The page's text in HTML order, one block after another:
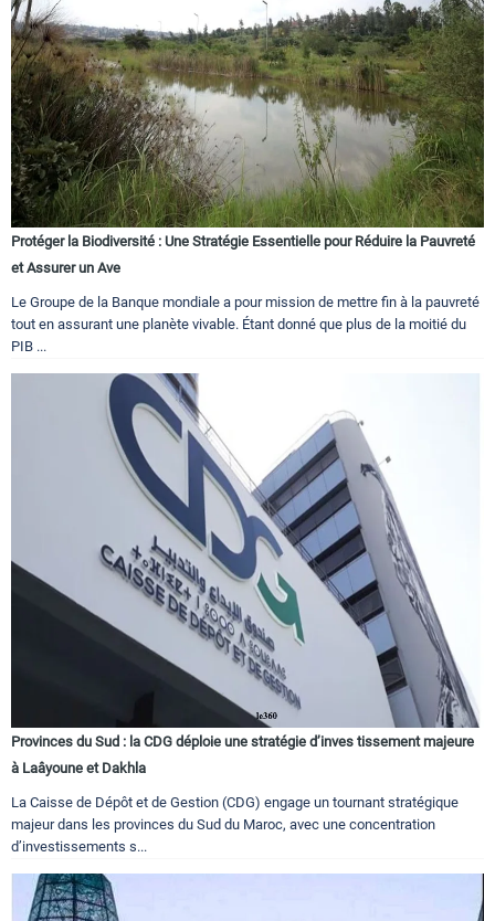
Protéger la Biodiversité : Une Stratégie Essentielle pour Réduire la Pauvreté
et Assurer un Ave
Le Groupe de la Banque mondiale a pour mission de mettre fin à la pauvreté
tout en assurant une planète vivable. Étant donné que plus de la moitié du
PIB ...
Provinces du Sud : la CDG déploie une stratégie d’inves tissement majeure
à Laâyoune et Dakhla
La Caisse de Dépôt et de Gestion (CDG) engage un tournant stratégique
majeur dans les provinces du Sud du Maroc, avec une concentration
d’investissements s...